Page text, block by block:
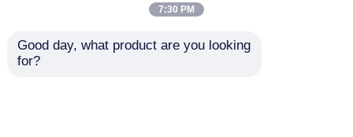
7:30 PM
Good day, what product are you looking
for?